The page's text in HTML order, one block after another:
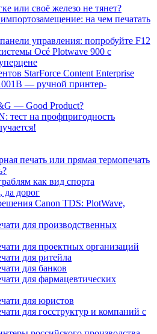
или своё железо не тянет?
на чем печатать
управления: попробуйте F12
Océ Plotwave 900 с
StarForce Content Enterprise
— ручной принтер-
— Good Product?
тест на профпригодность
печать или прямая термопечать
как вид спорта
да дорог
Canon TDS: PlotWave,
для производственных
для проектных организаций
для ритейла
для банков
для фармацевтических
для юристов
для госструктур и компаний с